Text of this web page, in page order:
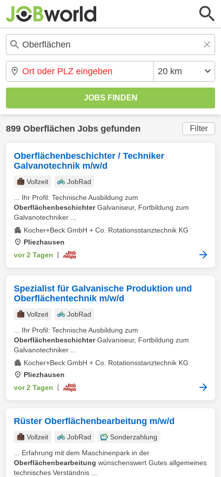
899 Oberflächen Jobs gefunden Filter
Oberflächenbeschichter / Techniker
Galvanotechnik m/w/d
Vollzeit
JobRad
... Ihr Profil: Technische Ausbildung zum
OberflächenbeschichterGalvaniseur, Fortbildung zum
Galvanotechniker ...
Kocher+Beck GmbH + Co. Rotationsstanztechnik KG
Pliezhausen
vor 2 Tagen
Spezialist für Galvanische Produktion und
Oberflächentechnik m/w/d
Vollzeit
JobRad
... Ihr Profil: Technische Ausbildung zum
OberflächenbeschichterGalvaniseur, Fortbildung zum
Galvanotechniker ...
Kocher+Beck GmbH + Co. Rotationsstanztechnik KG
Pliezhausen
vor 2 Tagen
Rüster Oberflächenbearbeitung m/w/d
Vollzeit JobRad
Sonderzahlung
... Erfahrung mit dem Maschinenpark in der
Oberflächenbearbeitung wünschenswert Gutes allgemeines
technisches Verständnis ...